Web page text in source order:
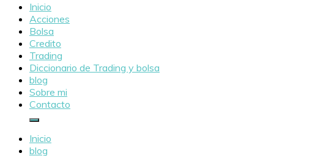
Inicio
Acciones
Bolsa
Credito
Trading
Diccionario de Trading y bolsa
blog
Sobre mi
Contacto
Inicio
blog